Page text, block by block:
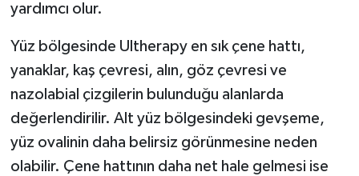
yardımcı olur.
Yüz bölgesinde Ultherapy en sık çene hattı,
yanaklar, kaş çevresi, alın, göz çevresi ve
nazolabial çizgilerin bulunduğu alanlarda
değerlendirilir. Alt yüz bölgesindeki gevşeme,
yüz ovalinin daha belirsiz görünmesine neden
olabilir. Çene hattının daha net hale gelmesi ise